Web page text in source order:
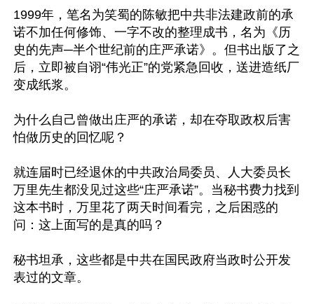
1999年，笔名为笑蜀的陈敏把中共非法建政前的承
诺不加任何修饰、一字不改的整理成书，名为《历
史的先声─半个世纪前的庄严承诺》。但书出版了之
后，立即被自诩“伟光正”的党紧急回收，送进造纸厂
变成纸浆。
为什么自己曾做出庄严的承诺，却在夺取政权后害
怕做历史的回忆呢？
就连届时已经退休的中共政治局委员、人大委员长
万里先生都没见过这些“庄严承诺”。当秘书费力找到
这本书时，万里花了两天时间看完，之后困惑的
问：这上面写的是真的吗？
秘书坦承，这些都是中共在国民政府当政时公开发
表过的文章。